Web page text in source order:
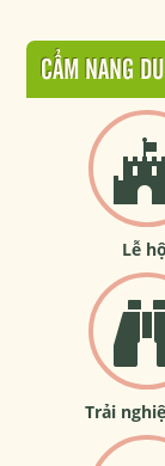
CẨM NANG
Lễ
Trải